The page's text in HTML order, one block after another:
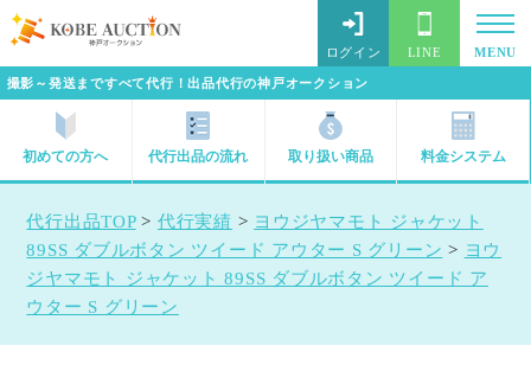
撮影～発送まですべて代行！出品代行の神戸オークション
ログイン LINE MENU
初めての方へ 代行出品の流れ 取り扱い商品 料金システム
代行出品TOP> 代行実績 > ヨウジヤマモト ジャケット
89SS ダブルボタン ツイード アウター S グリーン > ヨウ
ジヤマモト ジャケット 89SS ダブルボタン ツイード ア
ウター S グリーン